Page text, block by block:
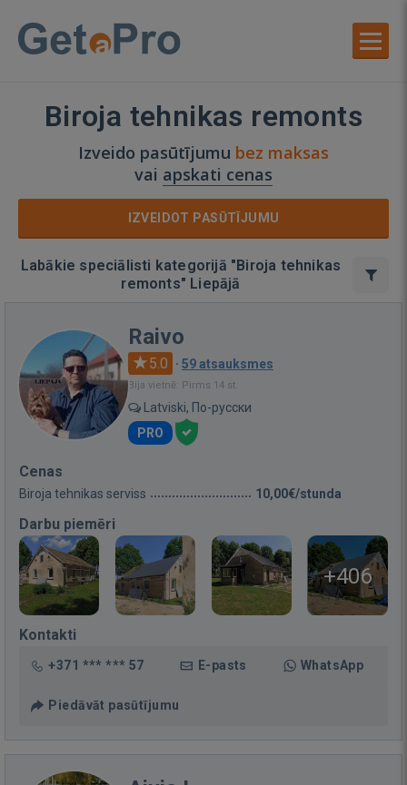
Biroja tehnikas remonts
Izveido pasūtījumu bez maksas
vai apskati cenas
IZVEIDOT PASŪTĪJUMU
Labākie speciālisti kategorijā "Biroja tehnikas
remonts" Liepājā
Raivo
5.0 · 59 atsauksmes
Bija vietnē: Pirms 14 st.
Latviski, По-русски
PRO
Cenas
Biroja tehnikas serviss 10,00€/stunda
Darbu piemēri
+406
Kontakti
+371 *** *** 57 E-pasts WhatsApp
Piedāvāt pasūtījumu